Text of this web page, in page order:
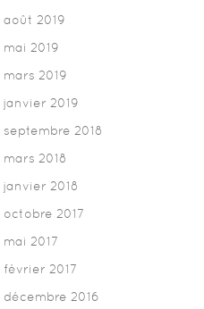
août 2019
mai 2019
mars 2019
janvier 2019
septembre 2018
mars 2018
janvier 2018
octobre 2017
mai 2017
février 2017
décembre 2016